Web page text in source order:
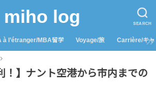
SEARCH
miho log
à l’étranger/MBA留学 Voyage/旅 Carrière/キャ
！】ナント空港から市内までの